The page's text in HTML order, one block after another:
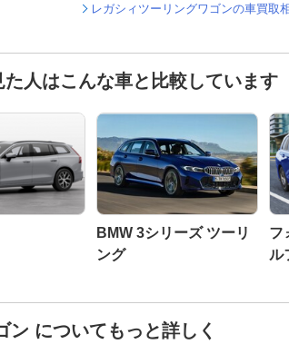
レガシィツーリングワゴンの車買取
人はこんな車と比較しています
BMW 3シリーズ ツーリ
ング
フ
ル
ン についてもっと詳しく